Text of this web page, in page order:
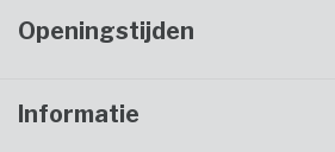
Openingstijden
Informatie